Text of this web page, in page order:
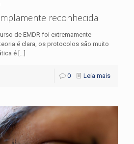
reconhecida
de EMDR foi extremamente
é clara, os protocolos são muito
é
0 Leia mais